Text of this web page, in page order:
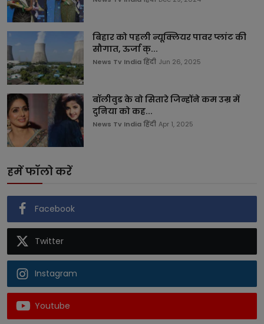
बिहार को पहली न्यूक्लियर पावर प्लांट की
सौगात, ऊर्जा क्...
News Tv India हिंदी Jun 26, 2025
बॉलीवुड के वो सितारे जिन्होंने कम उम्र में
दुनिया को कह...
News Tv India हिंदी Apr 1, 2025
हमें फॉलो करें
Facebook
Twitter
Instagram
Youtube